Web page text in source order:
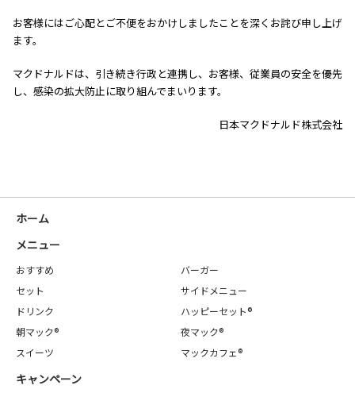
お客様にはご心配とご不便をおかけしましたことを深くお詫び申し上げ
ます。
マクドナルドは、引き続き行政と連携し、お客様、従業員の安全を優先
し、感染の拡大防止に取り組んでまいります。
日本マクドナルド株式会社
ホーム
メニュー
おすすめ
バーガー
セット
サイドメニュー
ドリンク
ハッピーセット®
朝マック®
夜マック®
スイーツ
マックカフェ®
キャンペーン